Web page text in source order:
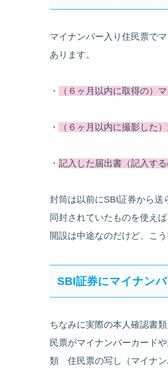
マイナンバー入り住民票で
あります。
・ （６ヶ月以内に取得の）
・ （６ヶ月以内に撮影した
・ 記入した届出書（記入する
封筒は以前にSBI証券から送
同封されていたものを使え
開設は中途なのだけど、こ
SBI証券にマイナン
ちなみに実際の本人確認書
民票がマイナンバーカード
類 住民票の写し（マイナン